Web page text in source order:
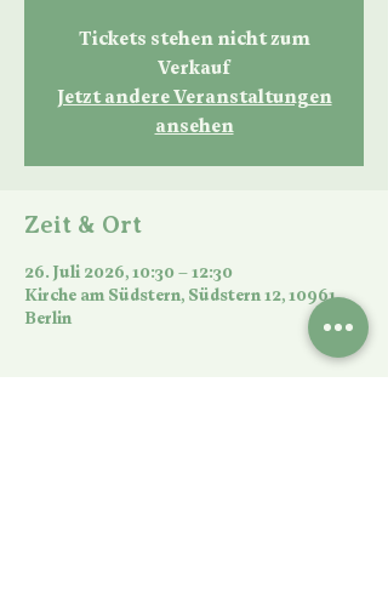
Tickets stehen nicht zum
Verkauf
Jetzt andere Veranstaltungen
ansehen
Zeit & Ort
26. Juli 2026, 10:30 – 12:30
Kirche am Südstern, Südstern 12, 10961
Berlin